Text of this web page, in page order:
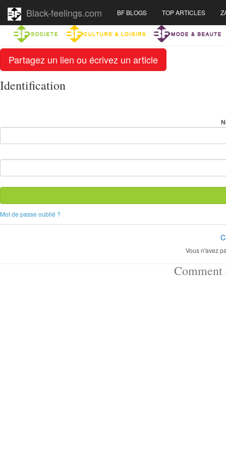
Partagez un lien ou écrivez un article
Black-feelings.com BF BLOGS TOP ARTICLES
Identification
Mot de passe oublié ?
Vous n'avez
Comment